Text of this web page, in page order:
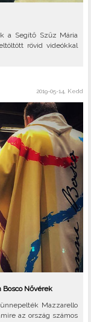
a Segítő Szűz Mária
rövid videókkal
2019-05-14, Kedd
Nővérek
Mazzarello
az ország számos